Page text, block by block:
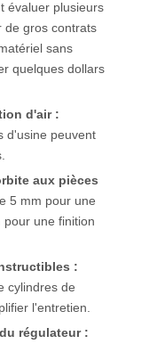
évaluer plusieurs
de gros contrats
sans
quelques dollars
d'air :
d'usine peuvent
aux pièces
5 mm pour une
une finition
:
cylindres de
l'entretien.
régulateur :